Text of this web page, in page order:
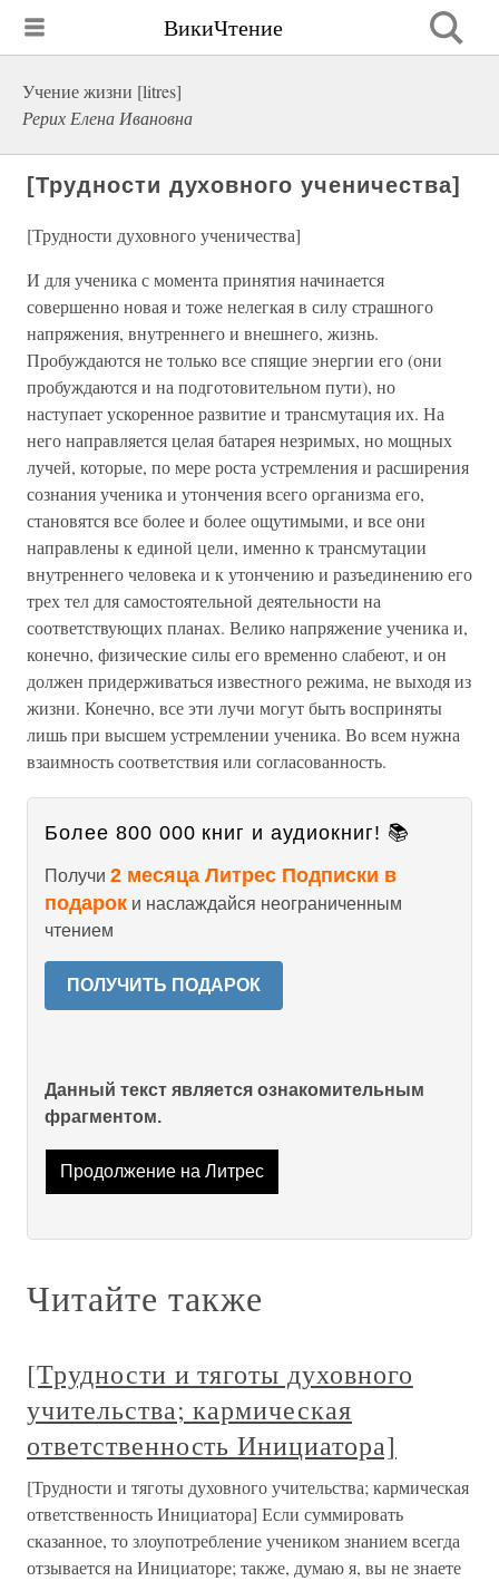
ВикиЧтение
Учение жизни [litres]
Рерих Елена Ивановна
[Трудности духовного ученичества]
[Трудности духовного ученичества]
И для ученика с момента принятия начинается
совершенно новая и тоже нелегкая в силу страшного
напряжения, внутреннего и внешнего, жизнь.
Пробуждаются не только все спящие энергии его (они
пробуждаются и на подготовительном пути), но
наступает ускоренное развитие и трансмутация их. На
него направляется целая батарея незримых, но мощных
лучей, которые, по мере роста устремления и расширения
сознания ученика и утончения всего организма его,
становятся все более и более ощутимыми, и все они
направлены к единой цели, именно к трансмутации
внутреннего человека и к утончению и разъединению его
трех тел для самостоятельной деятельности на
соответствующих планах. Велико напряжение ученика и,
конечно, физические силы его временно слабеют, и он
должен придерживаться известного режима, не выходя из
жизни. Конечно, все эти лучи могут быть восприняты
лишь при высшем устремлении ученика. Во всем нужна
взаимность соответствия или согласованность.
Более 800 000 книг и аудиокниг! 📚
Получи 2 месяца Литрес Подписки в
подарок и наслаждайся неограниченным
чтением
ПОЛУЧИТЬ ПОДАРОК
Данный текст является ознакомительным
фрагментом.
Продолжение на Литрес
Читайте также
[Трудности и тяготы духовного
учительства; кармическая
ответственность Инициатора]
[Трудности и тяготы духовного учительства; кармическая
ответственность Инициатора] Если суммировать
сказанное, то злоупотребление учеником знанием всегда
отзывается на Инициаторе; также, думаю я, вы не знаете